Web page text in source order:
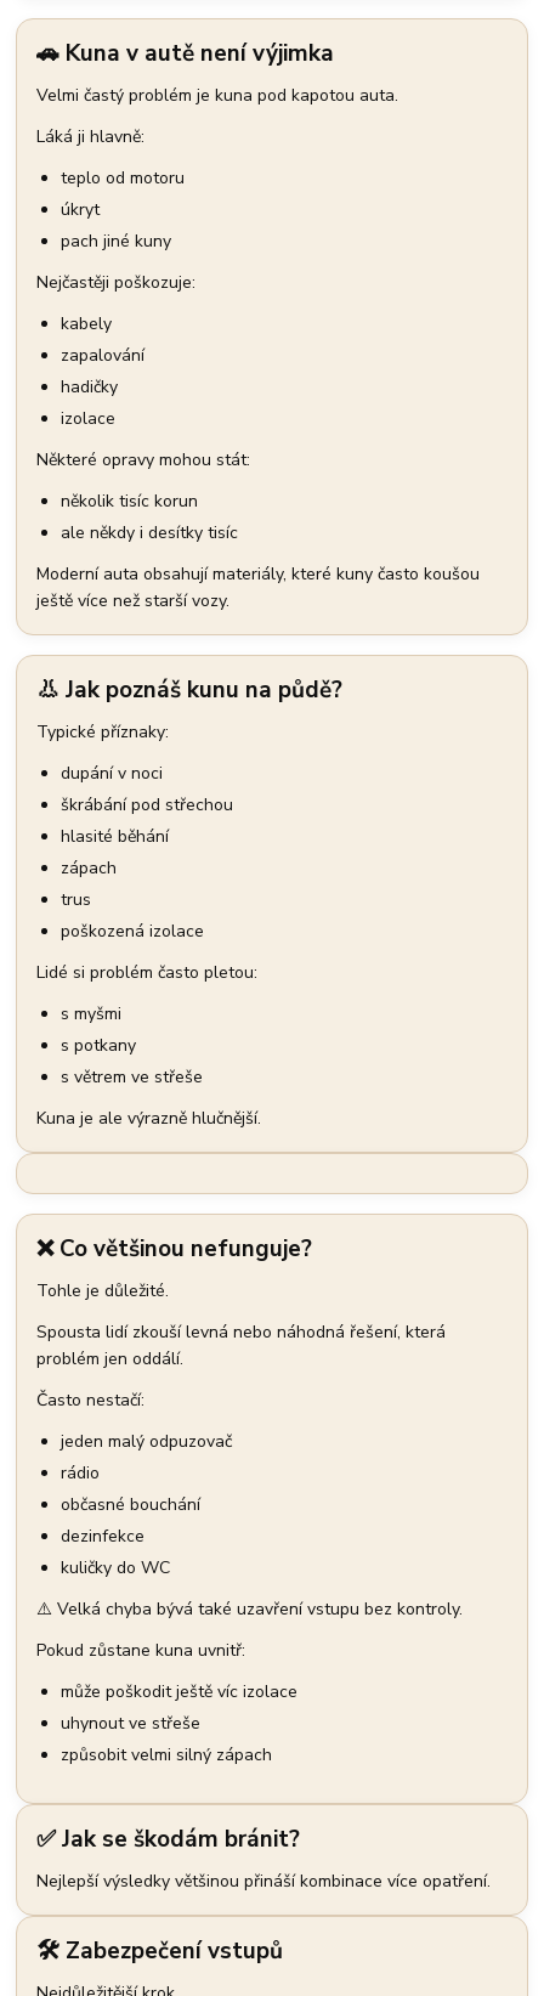
🚗 Kuna v autě není výjimka
Velmi častý problém je kuna pod kapotou auta.
Láká ji hlavně:
teplo od motoru
úkryt
pach jiné kuny
Nejčastěji poškozuje:
kabely
zapalování
hadičky
izolace
Některé opravy mohou stát:
několik tisíc korun
ale někdy i desítky tisíc
Moderní auta obsahují materiály, které kuny často koušou
ještě více než starší vozy.
👃 Jak poznáš kunu na půdě?
Typické příznaky:
dupání v noci
škrábání pod střechou
hlasité běhání
zápach
trus
poškozená izolace
Lidé si problém často pletou:
s myšmi
s potkany
s větrem ve střeše
Kuna je ale výrazně hlučnější.
❌ Co většinou nefunguje?
Tohle je důležité.
Spousta lidí zkouší levná nebo náhodná řešení, která
problém jen oddálí.
Často nestačí:
jeden malý odpuzovač
rádio
občasné bouchání
dezinfekce
kuličky do WC
⚠️ Velká chyba bývá také uzavření vstupu bez kontroly.
Pokud zůstane kuna uvnitř:
může poškodit ještě víc izolace
uhynout ve střeše
způsobit velmi silný zápach
✅ Jak se škodám bránit?
Nejlepší výsledky většinou přináší kombinace více opatření.
🛠️ Zabezpečení vstupů